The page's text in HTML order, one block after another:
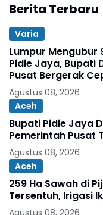
Berita Terbaru
Varia
Lumpur Mengubur
Pidie Jaya, Bupati
Pusat Bergerak
Agustus 08, 2026
Aceh
Bupati Pidie Jaya
Pemerintah Pusat
Agustus 08, 2026
Aceh
259 Ha Sawah di
Tersentuh, Irigasi
Agustus 08, 2026